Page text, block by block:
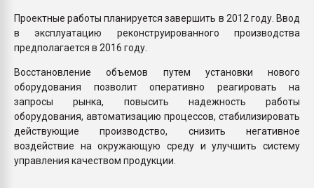
Проектные работы планируется завершить в 2012 году. Ввод
в эксплуатацию реконструированного производства
предполагается в 2016 году.
Восстановление объемов путем установки нового
оборудования позволит оперативно реагировать на
запросы рынка, повысить надежность работы
оборудования, автоматизацию процессов, стабилизировать
действующие производство, снизить негативное
воздействие на окружающую среду и улучшить систему
управления качеством продукции.